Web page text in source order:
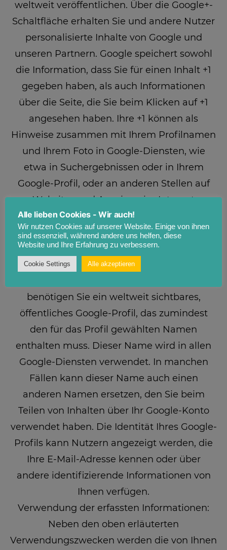
weltweit veröffentlichen. Über die Google+-
Schaltfläche erhalten Sie und andere Nutzer
personalisierte Inhalte von Google und
unseren Partnern. Google speichert sowohl
die Information, dass Sie für einen Inhalt +1
gegeben haben, als auch Informationen
über die Seite, die Sie beim Klicken auf +1
angesehen haben. Ihre +1 können als
Hinweise zusammen mit Ihrem Profilnamen
und Ihrem Foto in Google-Diensten, wie
etwa in Suchergebnissen oder in Ihrem
Google-Profil, oder an anderen Stellen auf
Websites und Anzeigen im Internet
eingeblendet werden.
Google zeichnet Informationen über Ihre +1-
Aktivitäten auf, um die Google-Dienste für
Sie und andere zu verbessern. Um die
benötigen Sie ein weltweit sichtbares,
öffentliches Google-Profil, das zumindest
den für das Profil gewählten Namen
enthalten muss. Dieser Name wird in allen
Google-Diensten verwendet. In manchen
Fällen kann dieser Name auch einen
anderen Namen ersetzen, den Sie beim
Teilen von Inhalten über Ihr Google-Konto
verwendet haben. Die Identität Ihres Google-
Profils kann Nutzern angezeigt werden, die
Ihre E-Mail-Adresse kennen oder über
andere identifizierende Informationen von
Ihnen verfügen.
Verwendung der erfassten Informationen:
Neben den oben erläuterten
Verwendungszwecken werden die von Ihnen
Alle lieben Cookies - Wir auch!
Wir nutzen Cookies auf unserer Website. Einige von ihnen
sind essenziell, während andere uns helfen, diese
Website und Ihre Erfahrung zu verbessern.
Cookie Settings Alle akzeptieren